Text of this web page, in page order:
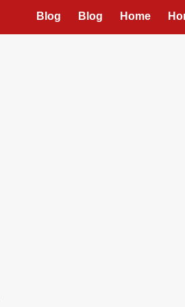
Blog Blog Home